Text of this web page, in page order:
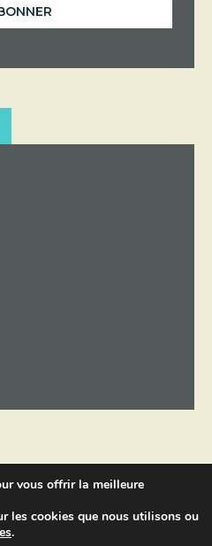
Sébastien
-
vous offrir la meilleure
les cookies que nous utilisons ou
.